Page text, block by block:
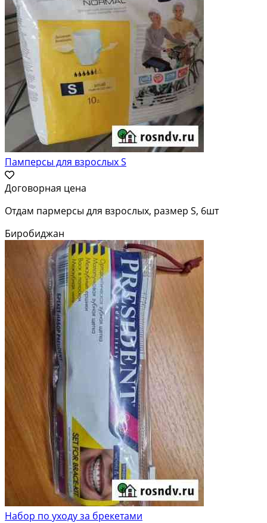
Памперсы для взрослых S
Договорная цена
Отдам пармерсы для взрослых, размер S, 6шт
Биробиджан
Набор по уходу за брекетами